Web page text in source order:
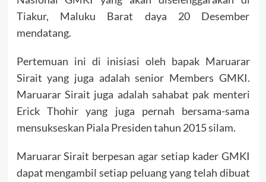
Tiakur, Maluku Barat daya 20 Desember
mendatang.
Pertemuan ini di inisiasi oleh bapak Maruarar
Sirait yang juga adalah senior Members GMKI.
Maruarar Sirait juga adalah sahabat pak menteri
Erick Thohir yang juga pernah bersama-sama
mensukseskan Piala Presiden tahun 2015 silam.
Maruarar Sirait berpesan agar setiap kader GMKI
dapat mengambil setiap peluang yang telah dibuat